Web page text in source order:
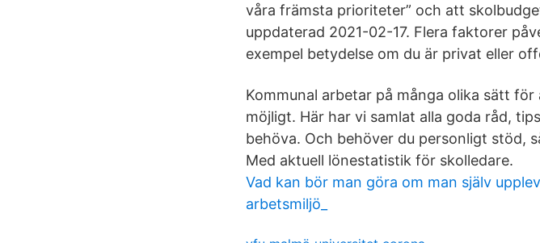
våra främsta prioriteter” och att
uppdaterad 2021-02-17. Flera faktorer
exempel betydelse om du är privat eller
Kommunal arbetar på många olika sätt
möjligt. Här har vi samlat alla goda råd,
behöva. Och behöver du personligt stöd,
Med aktuell lönestatistik för skolledare.
Vad kan bör man göra om man själv
arbetsmiljö_